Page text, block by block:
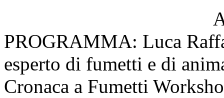
AUTORI E
PROGRAMMA: Luca
esperto di fumetti e di
Cronaca a Fumetti